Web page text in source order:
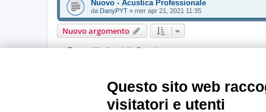
Nuovo - Acustica Professionale
da DanyPYT » mer apr 21, 2021 11:35
Nuovo argomento
Torna all’Indice della Board
aprire nuovi argomenti
rispondere negli argomenti
modificare i tuoi messaggi
Questo sito web
visitatori e utenti